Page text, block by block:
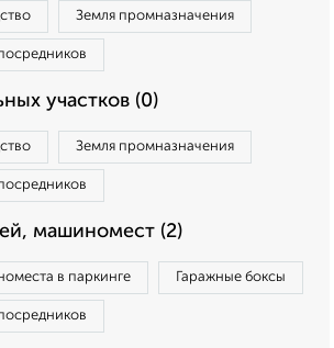
Земля промназначения
участков (0)
Земля промназначения
машиномест (2)
в паркинге Гаражные боксы